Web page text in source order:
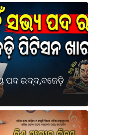
ପଦ ରଦ୍ଦ,ବଜେଡ଼ି